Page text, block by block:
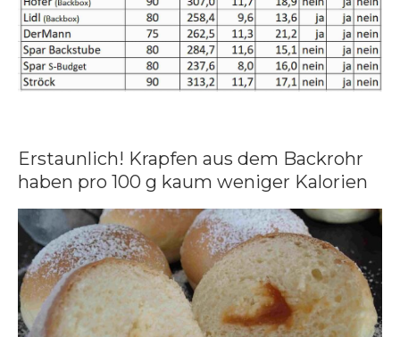
Erstaunlich! Krapfen aus dem Backrohr
haben pro 100 g kaum weniger Kalorien